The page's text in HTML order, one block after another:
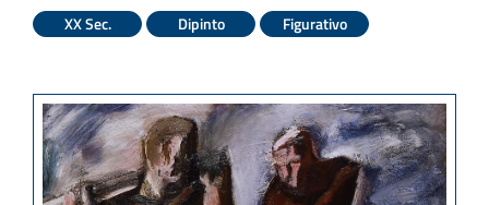
XX Sec. Dipinto Figurativo